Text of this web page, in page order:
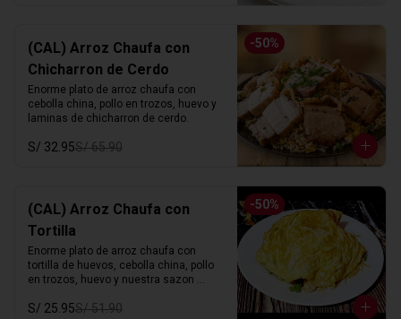
-50%
(CAL) Arroz Chaufa con
Chicharron de Cerdo
Enorme plato de arroz chaufa con
cebolla china, pollo en trozos, huevo y
laminas de chicharron de cerdo.
S/ 32.95S/ 65.90
-50%
(CAL) Arroz Chaufa con
Tortilla
Enorme plato de arroz chaufa con
tortilla de huevos, cebolla china, pollo
en trozos, huevo y nuestra sazon
S/ 25.95S/ 51.90